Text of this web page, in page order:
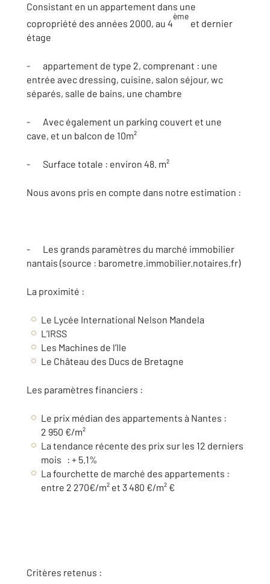
Consistant en un appartement dans une
copropriété des années 2000, au 4
ème
et dernier
étage
- appartement de type 2, comprenant : une
entrée avec dressing, cuisine, salon séjour, wc
séparés, salle de bains, une chambre
- Avec également un parking couvert et une
cave, et un balcon de 10m²
- Surface totale : environ 48. m²
Nous avons pris en compte dans notre estimation :
- Les grands paramètres du marché immobilier
nantais (source : barometre.immobilier.notaires.fr)
La proximité :
Le Lycée International Nelson Mandela
L’IRSS
Les Machines de l’Ile
Le Château des Ducs de Bretagne
Les paramètres financiers :
Le prix médian des appartements à Nantes :
2 950 €/m²
La tendance récente des prix sur les 12 derniers
mois : + 5.1%
La fourchette de marché des appartements :
entre 2 270€/m² et 3 480 €/m² €
Critères retenus :